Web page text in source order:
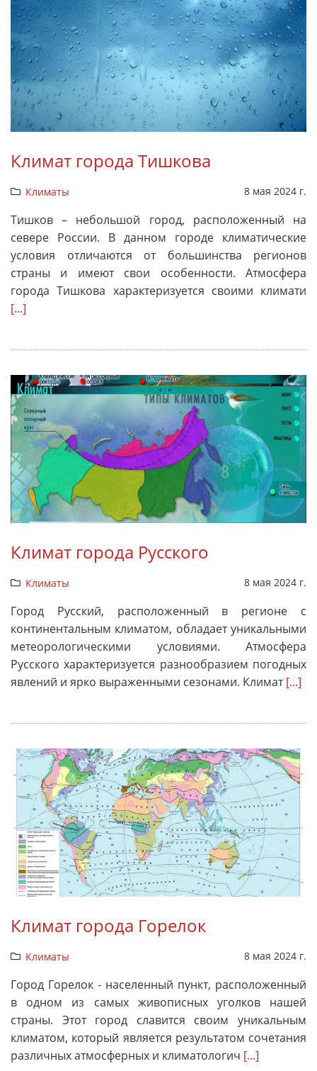
Климат города Тишкова
Климаты 8 мая 2024 г.
Тишков – небольшой город, расположенный на
севере России. В данном городе климатические
условия отличаются от большинства регионов
страны и имеют свои особенности. Атмосфера
города Тишкова характеризуется своими климати
[...]
Климат города Русского
Климаты 8 мая 2024 г.
Город Русский, расположенный в регионе с
континентальным климатом, обладает уникальными
метеорологическими условиями. Атмосфера
Русского характеризуется разнообразием погодных
явлений и ярко выраженными сезонами. Климат[...]
Климат города Горелок
Климаты 8 мая 2024 г.
Город Горелок - населенный пункт, расположенный
в одном из самых живописных уголков нашей
страны. Этот город славится своим уникальным
климатом, который является результатом сочетания
различных атмосферных и климатологич [...]